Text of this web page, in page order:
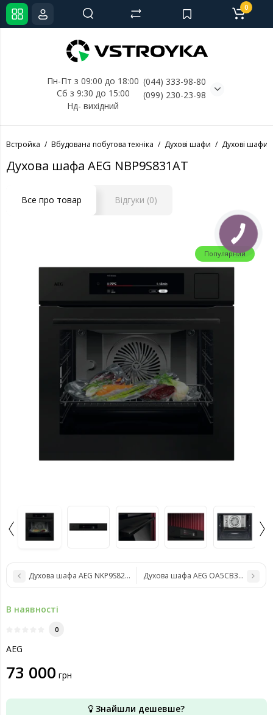
Пн-Пт з 09:00 до 18:00
Сб з 9:30 до 15:00
Нд- вихідний
(044) 333-98-80
(099) 230-23-98
0
Встройка Вбудована побутова техніка Духові шафи Духові шафи
Духова шафа AEG NBP9S831AT
Все про товар Відгуки (0)
Популярний
Духова шафа AEG NKP9S821T Духова шафа AEG OA5CB31SM
В наявності
0
AEG
73 000 грн
Знайшли дешевше?